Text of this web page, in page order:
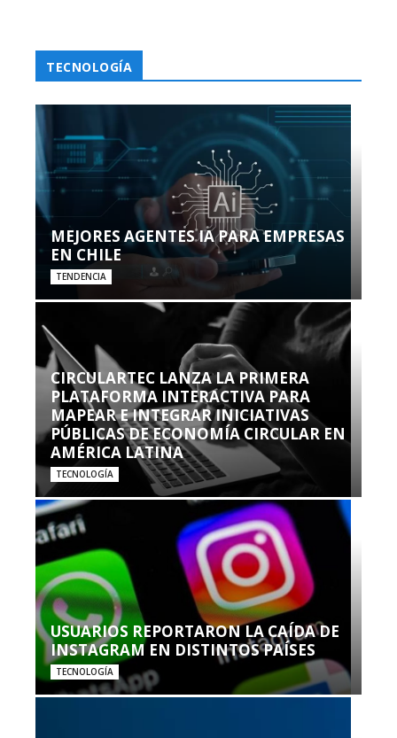
TECNOLOGÍA
MEJORES AGENTES IA PARA EMPRESAS
EN CHILE
TENDENCIA
CIRCULARTEC LANZA LA PRIMERA
PLATAFORMA INTERACTIVA PARA
MAPEAR E INTEGRAR INICIATIVAS
PÚBLICAS DE ECONOMÍA CIRCULAR EN
AMÉRICA LATINA
TECNOLOGÍA
USUARIOS REPORTARON LA CAÍDA DE
INSTAGRAM EN DISTINTOS PAÍSES
TECNOLOGÍA